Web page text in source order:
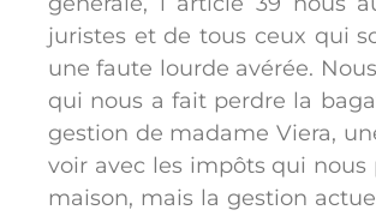
juristes et de tous ceux qui
une faute lourde avérée.
qui nous a fait perdre la
gestion de madame Viera,
voir avec les impôts qui nous
maison, mais la gestion